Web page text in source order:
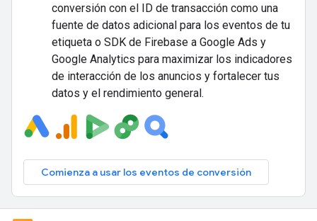
conversión con el ID de transacción como una
fuente de datos adicional para los eventos de tu
etiqueta o SDK de Firebase a Google Ads y
Google Analytics para maximizar los indicadores
de interacción de los anuncios y fortalecer tus
datos y el rendimiento general.
Comienza a usar los eventos de conversión